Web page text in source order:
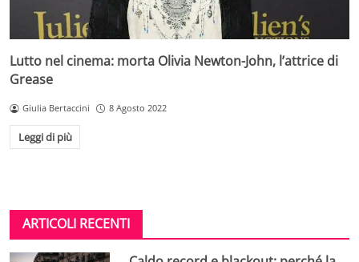
Lutto nel cinema: morta Olivia Newton-John, l’attrice di
Grease
Giulia Bertaccini 8 Agosto 2022
Leggi di più
ARTICOLI RECENTI